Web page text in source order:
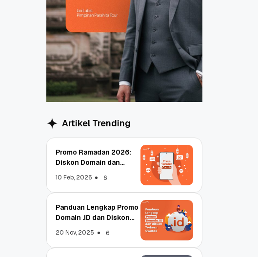
Artikel Trending
Promo Ramadan 2026:
Diskon Domain dan
10 Feb, 2026 6
Panduan Lengkap Promo
Domain .ID dan Diskon
20 Nov, 2025 6